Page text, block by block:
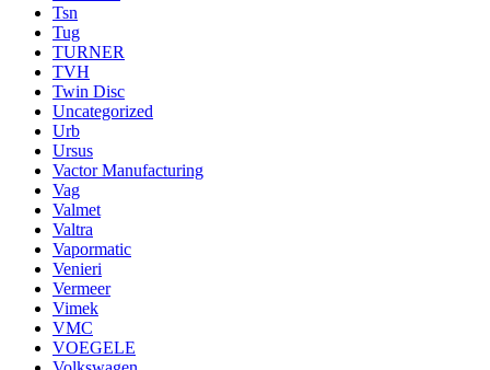
Tsn
Tug
TURNER
TVH
Twin Disc
Uncategorized
Urb
Ursus
Vactor Manufacturing
Vag
Valmet
Valtra
Vapormatic
Venieri
Vermeer
Vimek
VMC
VOEGELE